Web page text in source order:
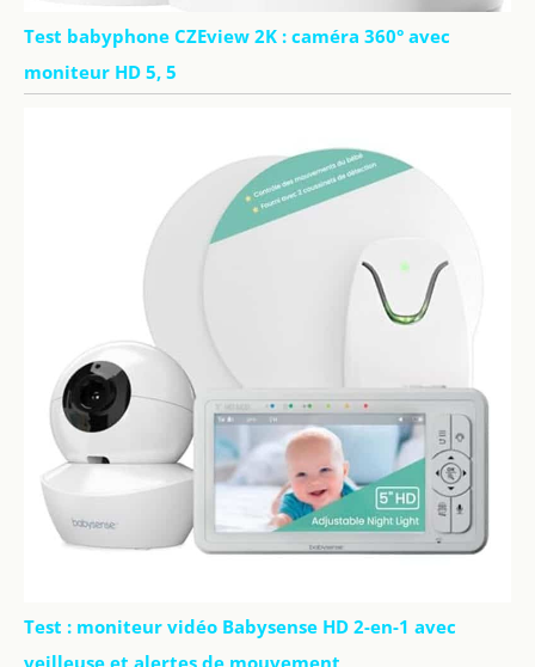
Test babyphone CZEview 2K : caméra 360° avec
moniteur HD 5, 5
Test : moniteur vidéo Babysense HD 2-en-1 avec
veilleuse et alertes de mouvement